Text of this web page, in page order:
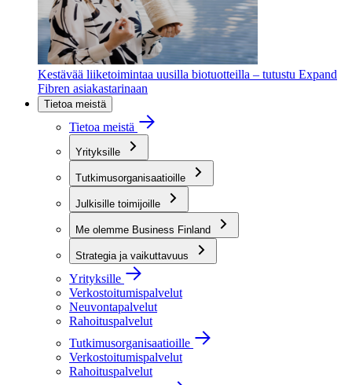
Kestävää liiketoimintaa uusilla biotuotteilla – tutustu Expand
Fibren asiakastarinaan
Tietoa meistä
Tietoa meistä
Yrityksille
Tutkimusorganisaatioille
Julkisille toimijoille
Me olemme Business Finland
Strategia ja vaikuttavuus
Yrityksille
Verkostoitumispalvelut
Neuvontapalvelut
Rahoituspalvelut
Tutkimusorganisaatioille
Verkostoitumispalvelut
Rahoituspalvelut